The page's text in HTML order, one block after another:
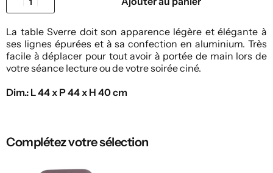
La table Sverre doit son apparence légère et élégante à
ses lignes épurées et à sa confection en aluminium. Très
facile à déplacer pour tout avoir à portée de main lors de
votre séance lecture ou de votre soirée ciné.
Dim.: L 44 x P 44 x H 40 cm
Complétez votre sélection